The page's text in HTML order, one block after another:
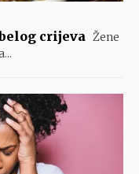
crijeva Žene